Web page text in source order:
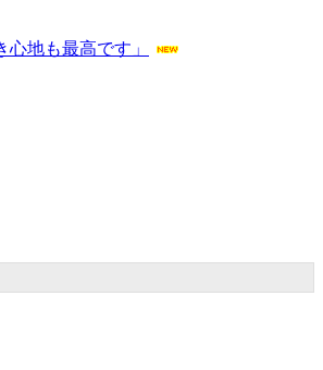
地も最高です」